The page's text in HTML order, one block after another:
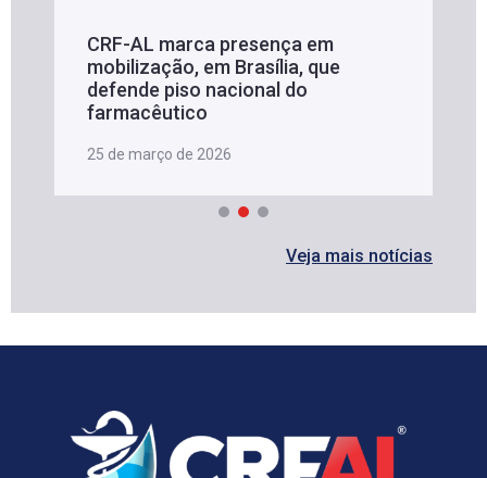
CRF-AL marca presença em
mobilização, em Brasília, que
defende piso nacional do
farmacêutico
25 de março de 2026
Veja mais notícias